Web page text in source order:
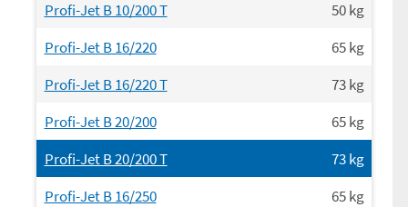
Profi-Jet B 10/200 T
50kg
Profi-Jet B 16/220
65kg
Profi-Jet B 16/220 T
73kg
Profi-Jet B 20/200
65kg
Profi-Jet B 20/200 T
73kg
Profi-Jet B 16/250
65kg